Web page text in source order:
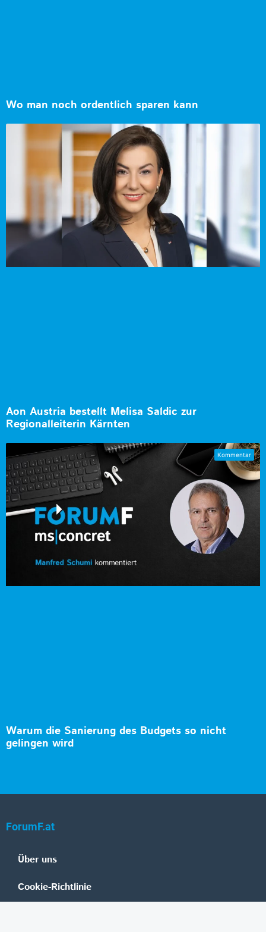
Wo man noch ordentlich sparen kann
Aon Austria bestellt Melisa Saldic zur
Regionalleiterin Kärnten
Warum die Sanierung des Budgets so nicht
gelingen wird
ForumF.at
Über uns
Cookie-Richtlinie